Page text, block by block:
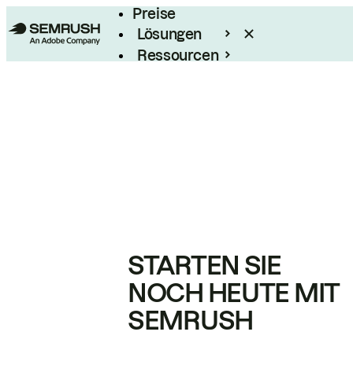
Preise
Lösungen
Ressourcen
STARTEN SIE
NOCH HEUTE MIT
SEMRUSH